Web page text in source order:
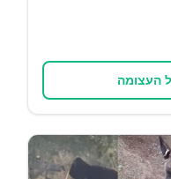
העצומה